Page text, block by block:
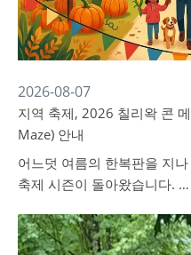
2026-08-07
지역 축제, 2026 칠리왁 콘
Maze) 안내
어느덧 여름의 한복판을 지
축제 시즌이 돌아왔습니다. …